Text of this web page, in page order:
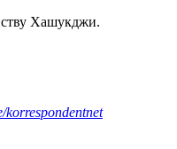
Хашукджи.
korrespondentnet